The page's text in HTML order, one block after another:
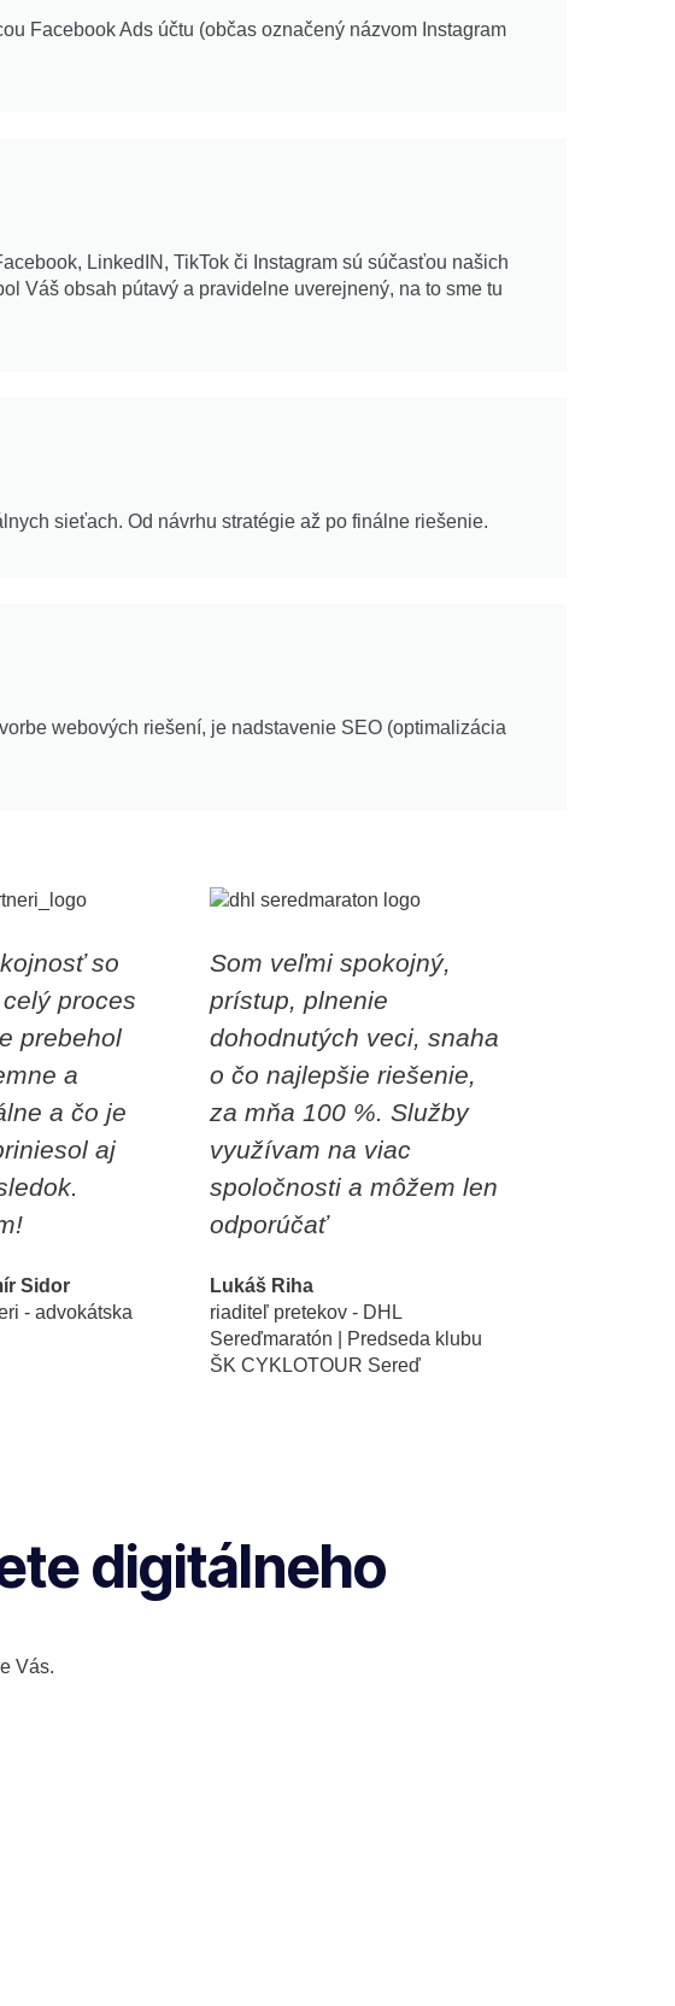
Facebook Ads účtu (občas označený názvom Instagram
LinkedIN, TikTok či Instagram sú súčasťou našich
Váš obsah pútavý a pravidelne uverejnený, na to sme tu
sieťach. Od návrhu stratégie až po finálne riešenie.
webových riešení, je nadstavenie SEO (optimalizácia
so
proces
prebehol
a
a čo je
aj
Sidor
- advokátska
Som veľmi spokojný,
prístup, plnenie
dohodnutých veci, snaha
o čo najlepšie riešenie,
za mňa 100 %. Služby
využívam na viac
spoločnosti a môžem len
odporúčať
Lukáš Riha
riaditeľ pretekov - DHL
Sereďmaratón | Predseda klubu
ŠK CYKLOTOUR Sereď
digitálneho
Vás.